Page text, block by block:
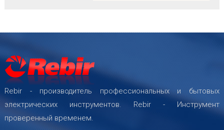
Rebir - производитель профессиональных и бытовых
электрических инструментов. Rebir - Инструмент
проверенный временем.